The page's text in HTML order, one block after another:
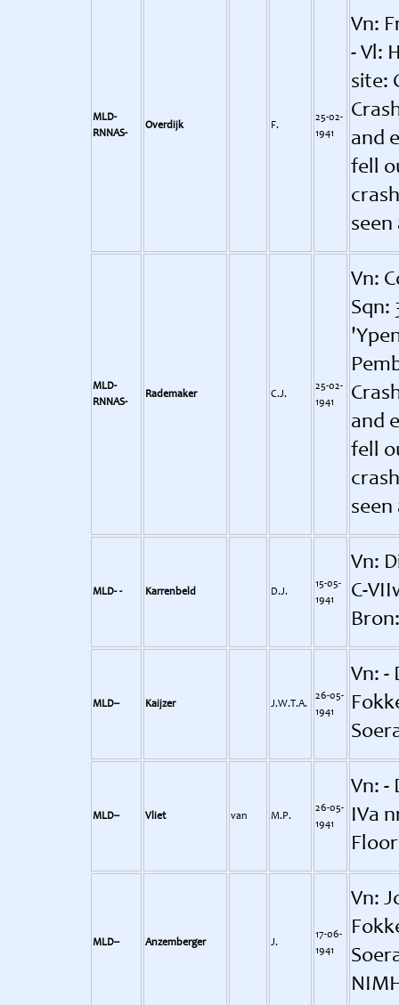
MLD-
RNNAS-
Overdijk F.
25-02-
1941
Vn:
- Vl:
site:
and
fell
seen
MLD-
RNNAS-
Rademaker C.J.
25-02-
1941
Vn:
Sqn:
and
fell
seen
MLD- - Karrenbeld D.J.
15-05-
1941
Vn:
C-
MLD-- Kaijzer J.W.T.A.
26-05-
1941
Vn: -
MLD-- Vliet van M.P.
26-05-
1941
Vn: -
IVa
Floor
MLD-- Anzemberger J.
17-06-
1941
Vn: